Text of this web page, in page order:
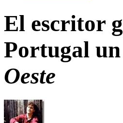
El escritor
Portugal
Oeste